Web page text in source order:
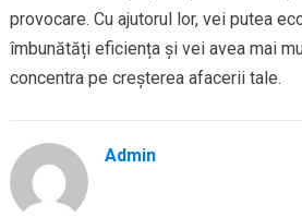
provocare. Cu ajutorul lor, vei putea
îmbunătăți eficiența și vei avea mai
concentra pe creșterea afacerii tale.
Admin